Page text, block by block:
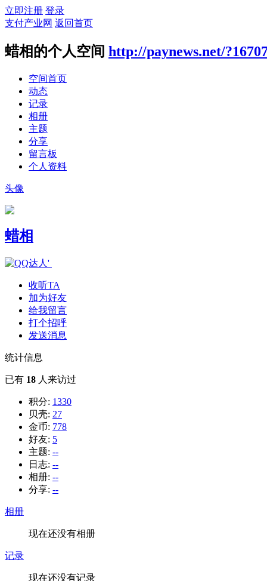
立即注册 登录
支付产业网 返回首页
蜡相的个人空间 http://paynews.net/
空间首页
动态
记录
相册
主题
分享
留言板
个人资料
头像
蜡相
收听TA
加为好友
给我留言
打个招呼
发送消息
统计信息
已有 18 人来访过
积分: 1330
贝壳: 27
金币: 778
好友: 5
主题: --
日志: --
相册: --
分享: --
相册
现在还没有相册
记录
现在还没有记录